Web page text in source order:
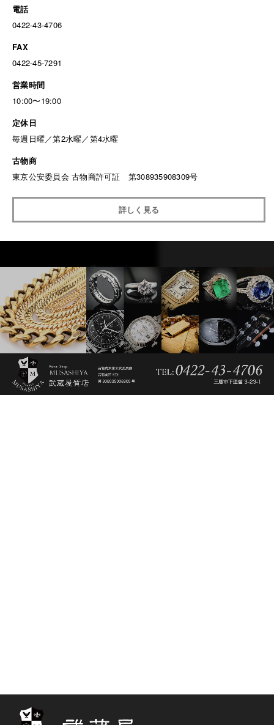
電話
0422-43-4706
FAX
0422-45-7291
営業時間
10:00〜19:00
定休日
毎週日曜／第2水曜／第4水曜
古物商
東京公安委員会 古物商許可証 第308935908309号
詳しく見る